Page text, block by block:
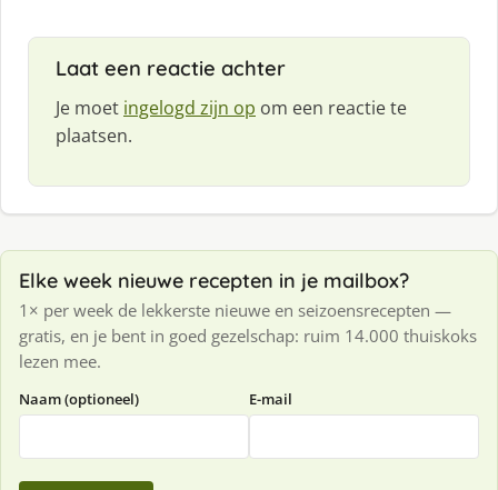
Laat een reactie achter
Je moet ingelogd zijn op om een reactie te
plaatsen.
Elke week nieuwe recepten in je mailbox?
1× per week de lekkerste nieuwe en seizoensrecepten —
gratis, en je bent in goed gezelschap: ruim 14.000 thuiskoks
lezen mee.
Naam (optioneel) E-mail